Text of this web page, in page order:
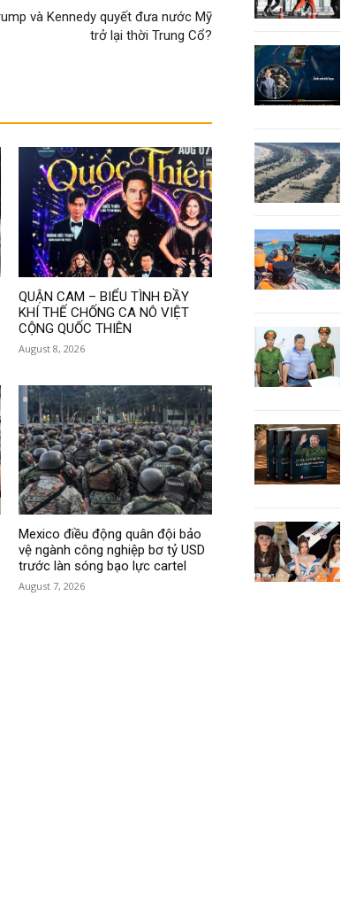
và Kennedy quyết đưa nước Mỹ
trở lại thời Trung Cổ?
QUẬN CAM – BIỂU TÌNH ĐẦY
KHÍ THẾ CHỐNG CA NÔ VIỆT
CỘNG QUỐC THIÊN
August 8, 2026
Mexico điều động quân đội bảo
vệ ngành công nghiệp bơ tỷ USD
trước làn sóng bạo lực cartel
August 7, 2026